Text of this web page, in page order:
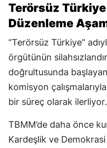
Terörsüz
Düzenleme
“Terörsüz Türkiye”
örgütünün
doğrultusunda
komisyon
bir süreç olarak ilerliyor.
TBMM’de daha önce
Kardeşlik ve Demokrasi